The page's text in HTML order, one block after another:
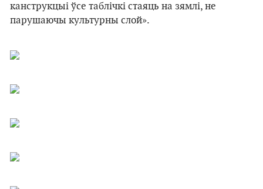
канструкцыі ўсе таблічкі стаяць на зямлі, не
парушаючы культурны слой».